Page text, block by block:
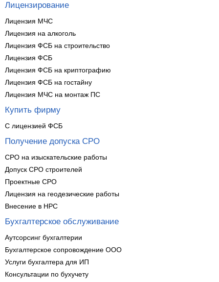
Лицензирование
Лицензия МЧС
Лицензия на алкоголь
Лицензия ФСБ на строительство
Лицензия ФСБ
Лицензия ФСБ на криптографию
Лицензия ФСБ на гостайну
Лицензия МЧС на монтаж ПС
Купить фирму
С лицензией ФСБ
Получение допуска СРО
СРО на изыскательские работы
Допуск СРО строителей
Проектные СРО
Лицензия на геодезические работы
Внесение в НРС
Бухгалтерское обслуживание
Аутсорсинг бухгалтерии
Бухгалтерское сопровождение ООО
Услуги бухгалтера для ИП
Консультации по бухучету